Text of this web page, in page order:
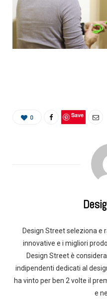
0 Save
Design Street seleziona e
innovative e i migliori
Design Street è
indipendenti dedicati al
ha vinto per ben 2 volte il
e